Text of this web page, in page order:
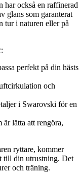
har också en raffinerad
glans som garanterat
tur i naturen eller på
perfekt på din hästs
och
i Swarovski för en
är lätta att rengöra,
ryttare, kommer
till din utrustning. Det
och träning.